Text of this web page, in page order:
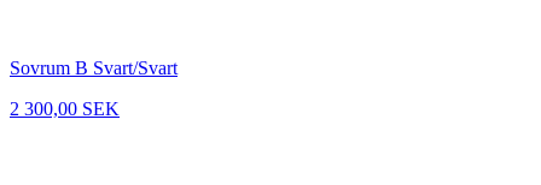
Sovrum B Svart/Svart
2 300,00 SEK